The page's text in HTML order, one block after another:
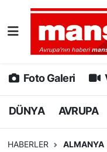
Foto Galeri
DÜNYA AVRUPA
HABERLER ALMANYA
DÜNYA
AVRUPA
ALMANYA
Nöbetçi
Hava Durumu
Namaz Vakitleri